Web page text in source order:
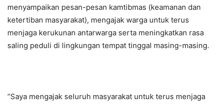
menyampaikan pesan-pesan kamtibmas (keamanan dan
ketertiban masyarakat), mengajak warga untuk terus
menjaga kerukunan antarwarga serta meningkatkan rasa
saling peduli di lingkungan tempat tinggal masing-masing.
“Saya mengajak seluruh masyarakat untuk terus menjaga